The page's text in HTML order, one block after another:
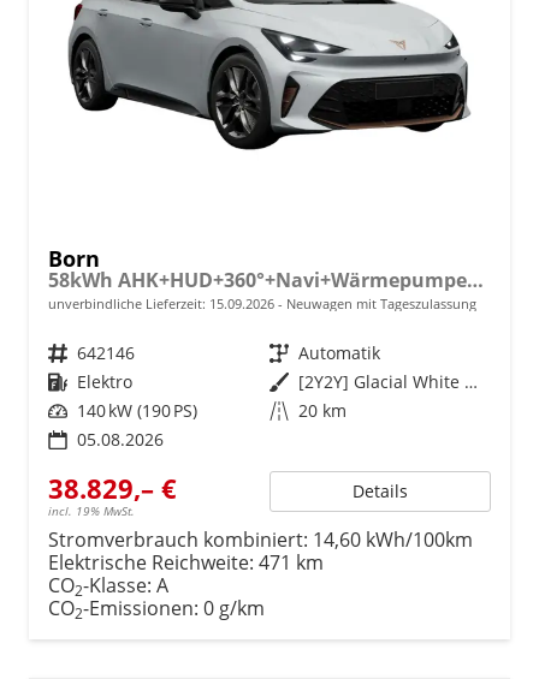
Born
58kWh AHK+HUD+360°+Navi+Wärmepumpe+Dinamica+GV5
unverbindliche Lieferzeit: 15.09.2026 Neuwagen mit Tageszulassung
Fahrzeugnr. 642146 Getriebe Automatik
Kraftstoff Elektro Außenfarbe
[2Y2Y] Glacial White Metallic
Leistung 140 kW (190 PS) Kilometerstand 20 km
05.08.2026
38.829,– €
incl. 19% MwSt.
Details
Stromverbrauch kombiniert: 14,60 kWh/100km
Elektrische Reichweite: 471 km
CO2-Klasse: A
CO2-Emissionen: 0 g/km